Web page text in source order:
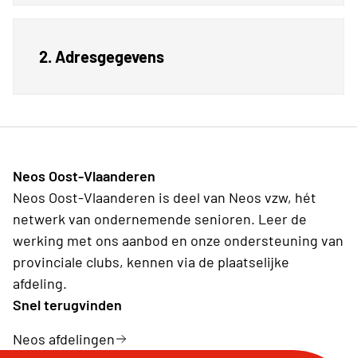
2. Adresgegevens
Neos Oost-Vlaanderen
Neos Oost-Vlaanderen is deel van Neos vzw, hét
netwerk van ondernemende senioren. Leer de
werking met ons aanbod en onze ondersteuning van
provinciale clubs, kennen via de plaatselijke
afdeling.
Snel terugvinden
Neos afdelingen